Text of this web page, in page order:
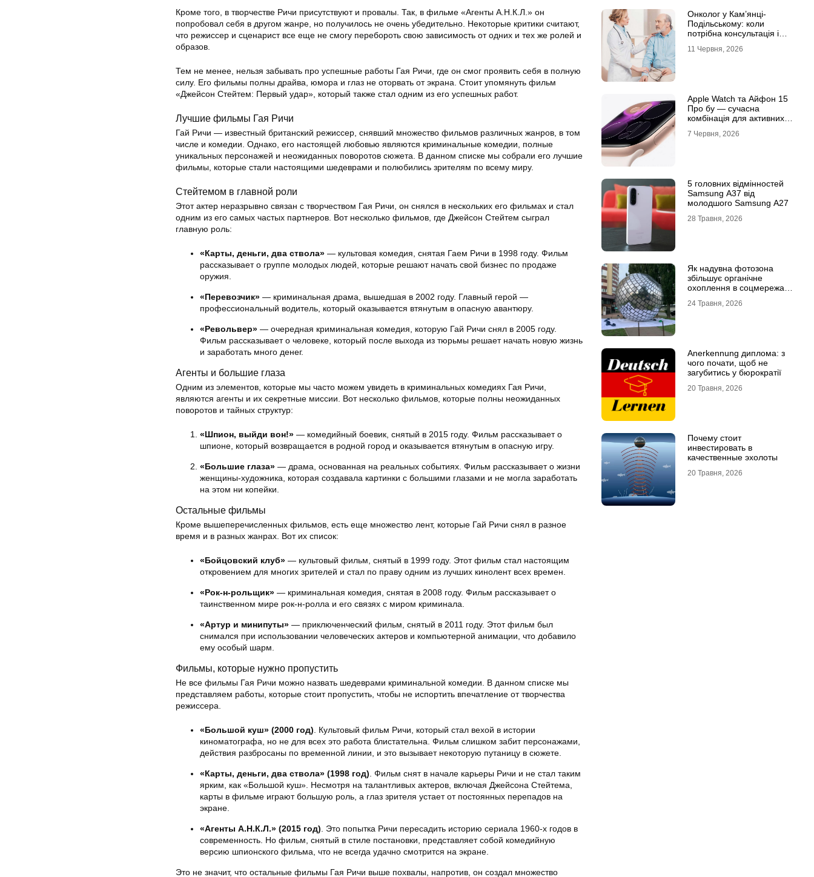
Кроме того, в творчестве Ричи присутствуют и провалы. Так, в фильме «Агенты А.Н.К.Л.» он
попробовал себя в другом жанре, но получилось не очень убедительно. Некоторые критики считают,
что режиссер и сценарист все еще не смогу перебороть свою зависимость от одних и тех же ролей и
образов.
Тем не менее, нельзя забывать про успешные работы Гая Ричи, где он смог проявить себя в полную
силу. Его фильмы полны драйва, юмора и глаз не оторвать от экрана. Стоит упомянуть фильм
«Джейсон Стейтем: Первый удар», который также стал одним из его успешных работ.
Лучшие фильмы Гая Ричи
Гай Ричи — известный британский режиссер, снявший множество фильмов различных жанров, в том
числе и комедии. Однако, его настоящей любовью являются криминальные комедии, полные
уникальных персонажей и неожиданных поворотов сюжета. В данном списке мы собрали его лучшие
фильмы, которые стали настоящими шедеврами и полюбились зрителям по всему миру.
Стейтемом в главной роли
Этот актер неразрывно связан с творчеством Гая Ричи, он снялся в нескольких его фильмах и стал
одним из его самых частых партнеров. Вот несколько фильмов, где Джейсон Стейтем сыграл
главную роль:
«Карты, деньги, два ствола» — культовая комедия, снятая Гаем Ричи в 1998 году. Фильм
рассказывает о группе молодых людей, которые решают начать свой бизнес по продаже
оружия.
«Перевозчик» — криминальная драма, вышедшая в 2002 году. Главный герой —
профессиональный водитель, который оказывается втянутым в опасную авантюру.
«Револьвер» — очередная криминальная комедия, которую Гай Ричи снял в 2005 году.
Фильм рассказывает о человеке, который после выхода из тюрьмы решает начать новую жизнь
и заработать много денег.
Агенты и большие глаза
Одним из элементов, которые мы часто можем увидеть в криминальных комедиях Гая Ричи,
являются агенты и их секретные миссии. Вот несколько фильмов, которые полны неожиданных
поворотов и тайных структур:
«Шпион, выйди вон!» — комедийный боевик, снятый в 2015 году. Фильм рассказывает о
шпионе, который возвращается в родной город и оказывается втянутым в опасную игру.
«Большие глаза» — драма, основанная на реальных событиях. Фильм рассказывает о жизни
женщины-художника, которая создавала картинки с большими глазами и не могла заработать
на этом ни копейки.
Остальные фильмы
Кроме вышеперечисленных фильмов, есть еще множество лент, которые Гай Ричи снял в разное
время и в разных жанрах. Вот их список:
«Бойцовский клуб» — культовый фильм, снятый в 1999 году. Этот фильм стал настоящим
откровением для многих зрителей и стал по праву одним из лучших кинолент всех времен.
«Рок-н-рольщик» — криминальная комедия, снятая в 2008 году. Фильм рассказывает о
таинственном мире рок-н-ролла и его связях с миром криминала.
«Артур и минипуты» — приключенческий фильм, снятый в 2011 году. Этот фильм был
снимался при использовании человеческих актеров и компьютерной анимации, что добавило
ему особый шарм.
Фильмы, которые нужно пропустить
Не все фильмы Гая Ричи можно назвать шедеврами криминальной комедии. В данном списке мы
представляем работы, которые стоит пропустить, чтобы не испортить впечатление от творчества
режиссера.
«Большой куш» (2000 год) . Культовый фильм Ричи, который стал вехой в истории
киноматографа, но не для всех это работа блистательна. Фильм слишком забит персонажами,
действия разбросаны по временной линии, и это вызывает некоторую путаницу в сюжете.
«Карты, деньги, два ствола» (1998 год) . Фильм снят в начале карьеры Ричи и не стал таким
ярким, как «Большой куш». Несмотря на талантливых актеров, включая Джейсона Стейтема,
карты в фильме играют большую роль, а глаз зрителя устает от постоянных перепадов на
экране.
«Агенты А.Н.К.Л.» (2015 год) . Это попытка Ричи пересадить историю сериала 1960-х годов в
современность. Но фильм, снятый в стиле постановки, представляет собой комедийную
версию шпионского фильма, что не всегда удачно смотрится на экране.
Это не значит, что остальные фильмы Гая Ричи выше похвалы, напротив, он создал множество
Онколог у Кам’янці-
Подільському: коли
потрібна консультація і
обстеження?
11 Червня, 2026
Apple Watch та Айфон 15
Про бу — сучасна
комбінація для активних
7 Червня, 2026
5 головних відмінностей
Samsung A37 від
молодшого Samsung A27
28 Травня, 2026
Як надувна фотозона
збільшує органічне
охоплення в соцмережах:
контенту
24 Травня, 2026
Anerkennung диплома: з
чого почати, щоб не
загубитись у бюрократії
20 Травня, 2026
Почему стоит
инвестировать в
качественные эхолоты
20 Травня, 2026